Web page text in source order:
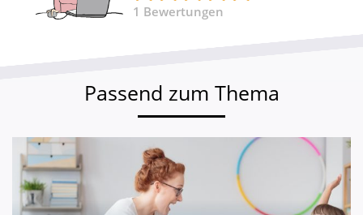
1 Bewertungen
Passend zum Thema